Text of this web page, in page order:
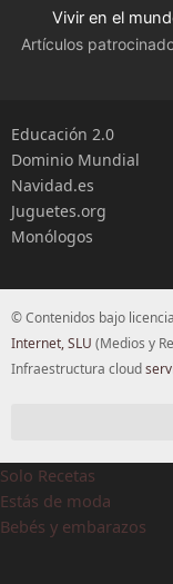
Vivir en el
Artículos
Educación 2.0
Dominio Mundial
Navidad.es
Juguetes.org
Monólogos
© Contenidos bajo
Internet, SLU (Medios y
Infraestructura cloud
Solo Recetas
Estás de moda
Bebés y embarazos